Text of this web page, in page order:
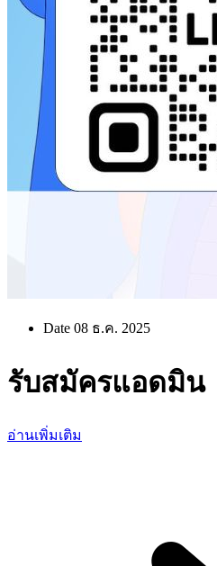
Date 08 ธ.ค. 2025
รับสมัครแอดมิน
อ่านเพิ่มเติม